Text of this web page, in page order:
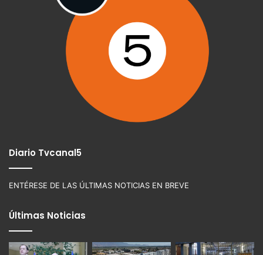
Diario Tvcanal5
ENTÉRESE DE LAS ÚLTIMAS NOTICIAS EN BREVE
Últimas Noticias